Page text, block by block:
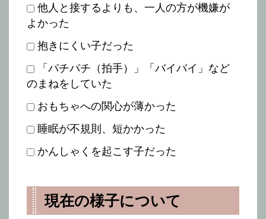
他人と接するよりも、一人の方が機嫌が
よかった
抱きにくい子だった
「パチパチ（拍手）」「バイバイ」など
のまねをしていた
おもちゃへの関心が薄かった
睡眠が不規則、短かかった
かんしゃくを起こす子だった
現在の様子について